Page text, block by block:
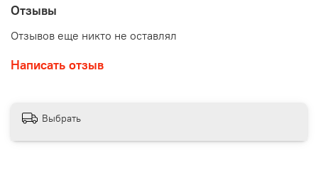
Отзывы
Отзывов еще никто не оставлял
Написать отзыв
Выбрать